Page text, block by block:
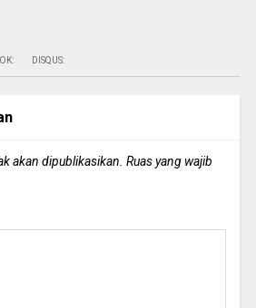
DISQUS:
akan dipublikasikan. Ruas yang wajib